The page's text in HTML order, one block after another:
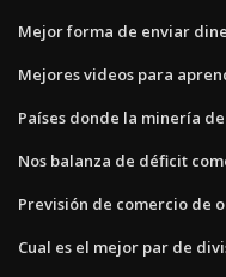
Mejor forma de enviar
Mejores videos para
Países donde la minería
Nos balanza de déficit
Previsión de comercio de
Cual es el mejor par de